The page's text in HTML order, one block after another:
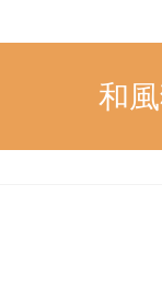
和